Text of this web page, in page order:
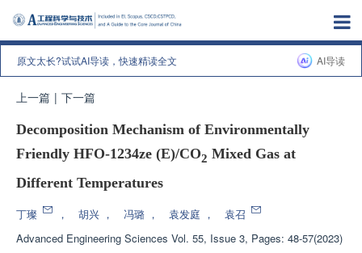
原文太长?试试AI导读，快速精读全文 AI导读
上一篇 | 下一篇
Decomposition Mechanism of Environmentally
Friendly HFO-1234ze (E)/CO2 Mixed Gas at
Different Temperatures
丁璨 ， 胡兴 ， 冯璐 ， 袁发庭 ，
袁召
Advanced Engineering Sciences Vol. 55, Issue 3, Pages: 48-57(2023)